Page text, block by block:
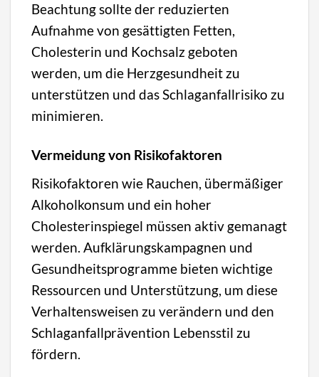
Beachtung sollte der reduzierten
Aufnahme von gesättigten Fetten,
Cholesterin und Kochsalz geboten
werden, um die Herzgesundheit zu
unterstützen und das Schlaganfallrisiko zu
minimieren.
Vermeidung von Risikofaktoren
Risikofaktoren wie Rauchen, übermäßiger
Alkoholkonsum und ein hoher
Cholesterinspiegel müssen aktiv gemanagt
werden. Aufklärungskampagnen und
Gesundheitsprogramme bieten wichtige
Ressourcen und Unterstützung, um diese
Verhaltensweisen zu verändern und den
Schlaganfallprävention Lebensstil zu
fördern.